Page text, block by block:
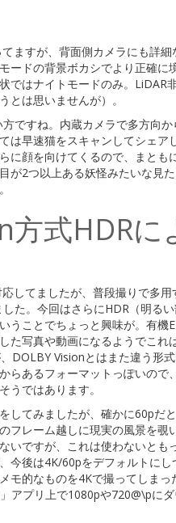
ますが、背面側カメラにも詳
ードの背景ボカシでより正確に
ではナイトモードのみ。LiDAR
とは思いませんが）。
ですね。内蔵カメラで多方向
は早速猫をスキャンしてシェア
に顔を向けてくるので、まと
が2つ以上ある妖怪みたいな見
方式HDR
してましたが、普段撮りで多
た。今回はさらにHDR（明る
うことでちょっと興味が。有機
た写真や動画になるようでこ
DOLBY Visionとはまた違う形
らあるフォーマットっぽいの
うではあります。
してみましたが、確かに60pだ
フレーム越しに現実の風景を覗
いですが、これは使わないとも
今後は4K/60pをデフォルトに
モ的なものを4Kで撮ってしま
アプリ上で1080pや720@\pに